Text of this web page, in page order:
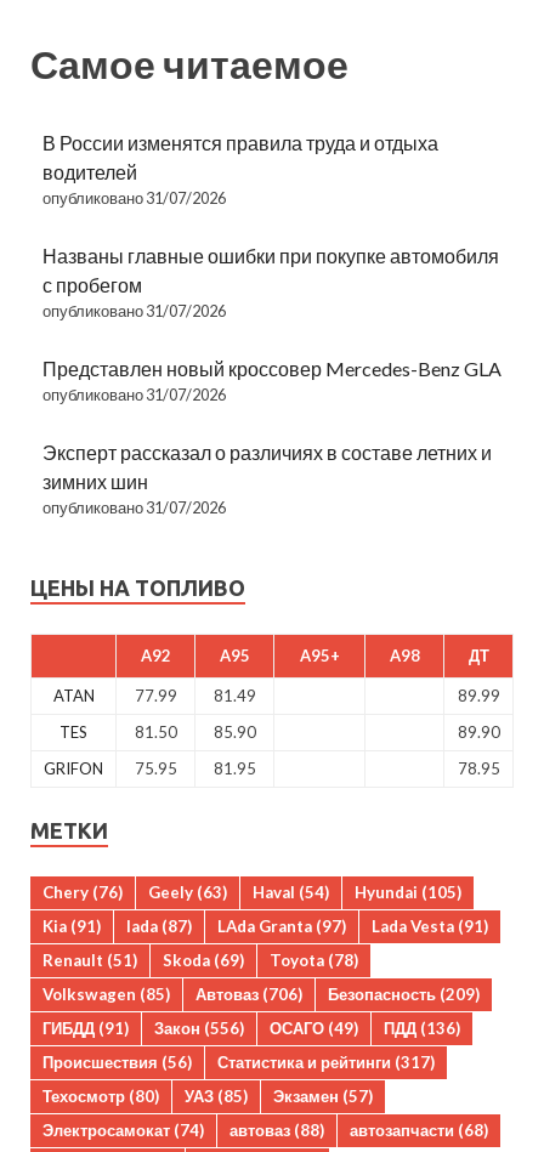
Самое читаемое
В России изменятся правила труда и отдыха
водителей
опубликовано 31/07/2026
Названы главные ошибки при покупке автомобиля
с пробегом
опубликовано 31/07/2026
Представлен новый кроссовер Mercedes-Benz GLA
опубликовано 31/07/2026
Эксперт рассказал о различиях в составе летних и
зимних шин
опубликовано 31/07/2026
ЦЕНЫ НА ТОПЛИВО
A92 A95 A95+ A98 ДТ
ATAN 77.99 81.49
89.99
TES
81.50 85.90
89.90
GRIFON
75.95 81.95 78.95
МЕТКИ
Chery (76) Geely (63) Haval (54) Hyundai (105)
Kia (91) lada (87) LAda Granta (97) Lada Vesta (91)
Renault (51) Skoda (69) Toyota (78)
Volkswagen (85) Автоваз (706) Безопасность (209)
ГИБДД (91) Закон (556) ОСАГО (49) ПДД (136)
Происшествия (56) Статистика и рейтинги (317)
Техосмотр (80) УАЗ (85) Экзамен (57)
Электросамокат (74) автоваз (88) автозапчасти (68)